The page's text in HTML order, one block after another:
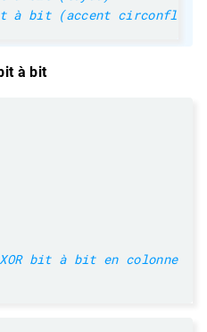
à bit (accent circonflexe)
à bit
bit à bit en colonne